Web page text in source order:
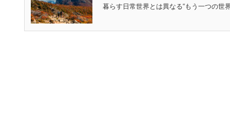
暮らす日常世界とは異なる“もう一つの世